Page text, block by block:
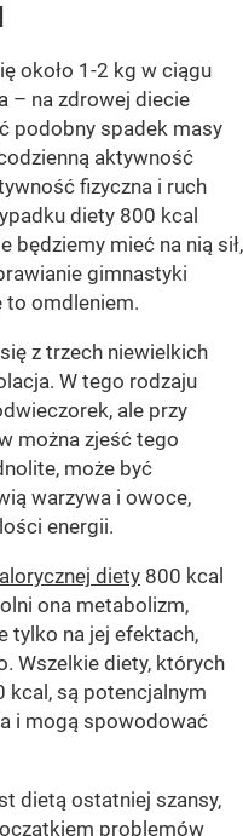
około 1-2 kg w ciągu
– na zdrowej diecie
podobny spadek masy
aktywność
fizyczna i ruch
diety 800 kcal
będziemy mieć na nią sił,
gimnastyki
to omdleniem.
z trzech niewielkich
W tego rodzaju
ale przy
można zjeść tego
może być
warzywa i owoce,
energii.
diety 800 kcal
ona metabolizm,
tylko na jej efektach,
Wszelkie diety, których
kcal, są potencjalnym
i mogą spowodować
dietą ostatniej szansy,
problemów